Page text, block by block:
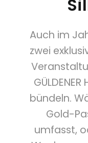
Auch im
zwei
bündeln.
Gold-
umfasst,